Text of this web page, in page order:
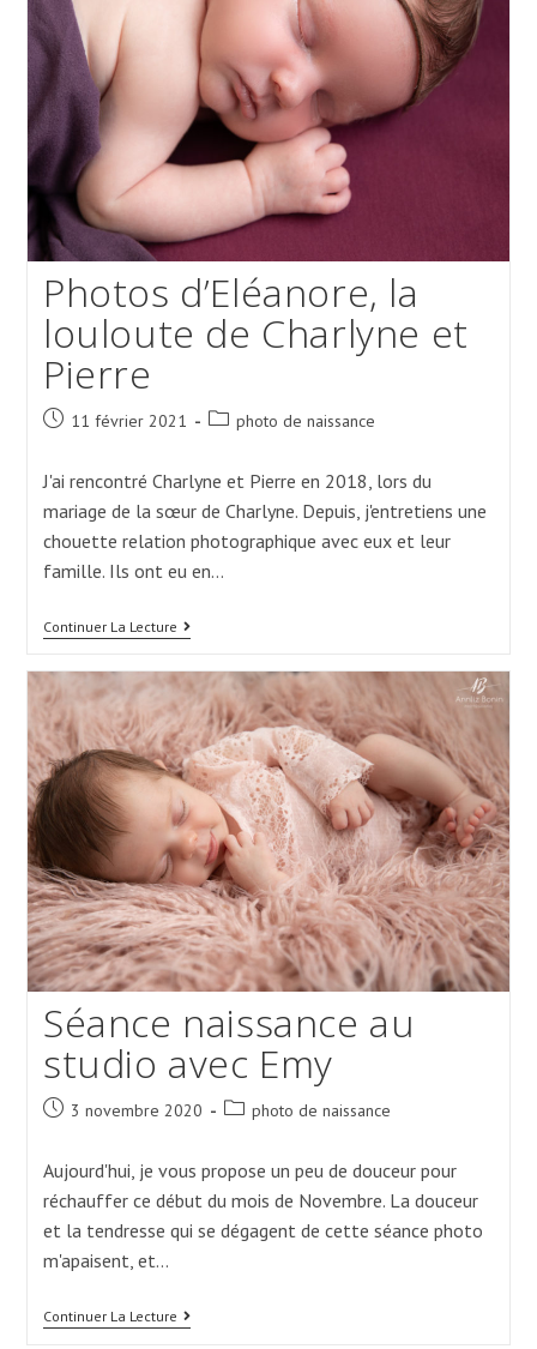
Photos d’Eléanore, la
louloute de Charlyne et
Pierre
Post 11 février 2021
Postphoto de naissance
J'ai rencontré Charlyne et Pierre en 2018, lors du
mariage de la sœur de Charlyne. Depuis, j'entretiens une
chouette relation photographique avec eux et leur
famille. Ils ont eu en…
Continuer La LecturePhotos
D’Eléanore,
Louloute
De
Charlyne
Et
Pierre
Séance naissance au
studio avec Emy
Post 3 novembre 2020
Postphoto de naissance
Aujourd'hui, je vous propose un peu de douceur pour
réchauffer ce début du mois de Novembre. La douceur
et la tendresse qui se dégagent de cette séance photo
m'apaisent, et…
Continuer La LectureSéance
Naissance